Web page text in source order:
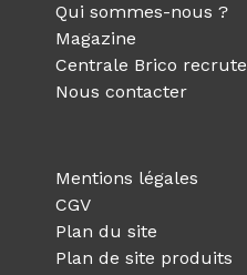
Qui sommes-nous ?
Magazine
Centrale Brico recrute
Nous contacter
Mentions légales
CGV
Plan du site
Plan de site produits